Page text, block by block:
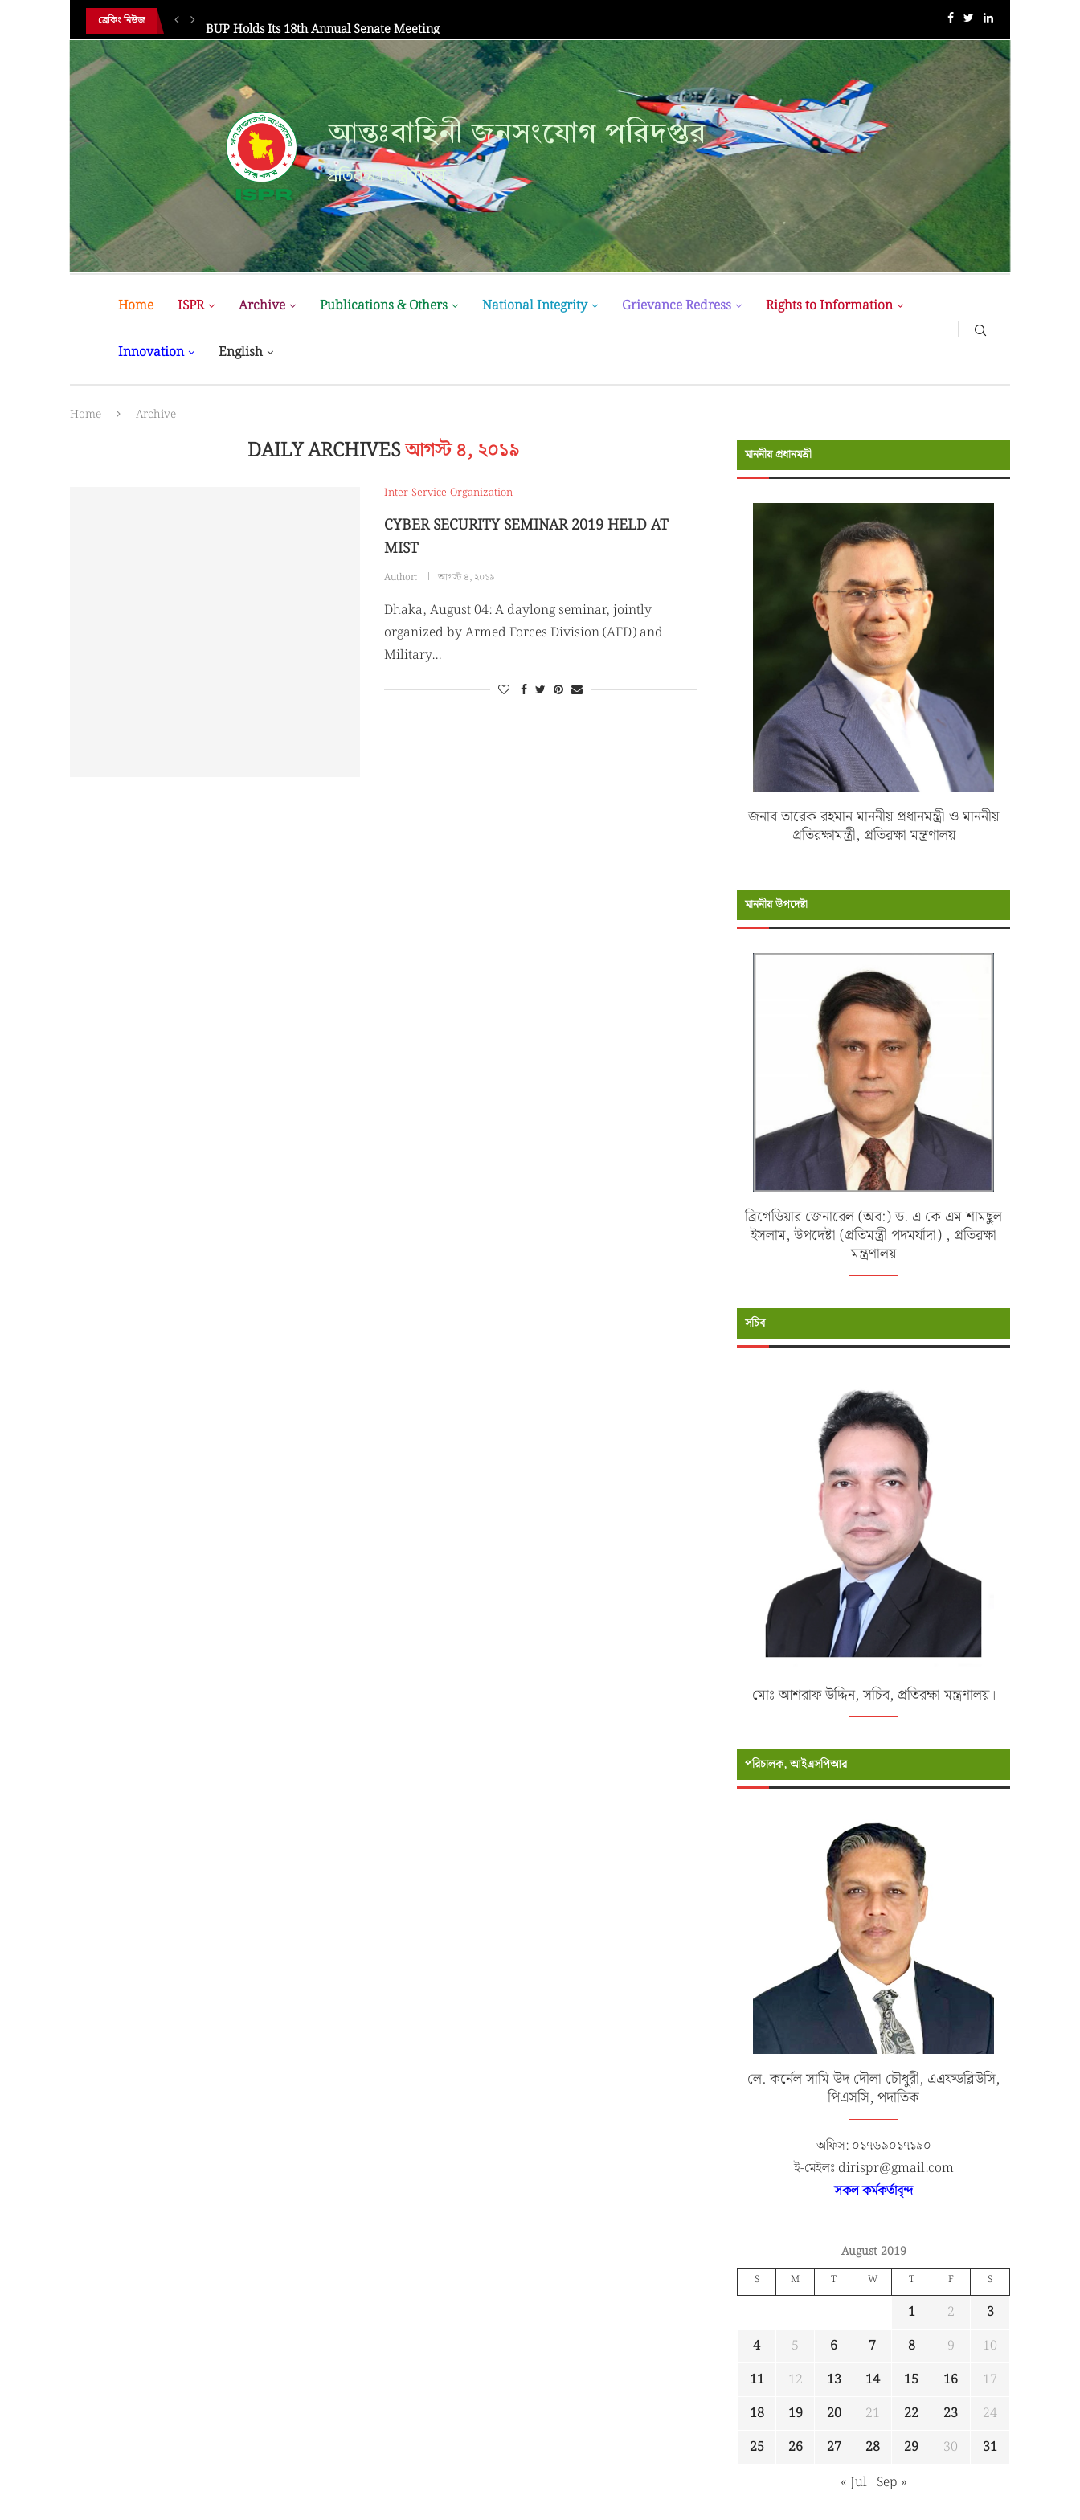
ব্রেকিং নিউজ BUP Holds Its 18th Annual Senate Meeting MIST MAVIROV Crowned as Champion at MATE ROV...
আন্তঃবাহিনী জনসংযোগ পরিদপ্তর
প্রতিরক্ষা মন্ত্রণালয়
Home ISPR Archive Publications & Others National Integrity Grievance Redress Rights to Information
Innovation English
Home Archive
DAILY ARCHIVESআগস্ট ৪, ২০১৯
Inter Service Organization
CYBER SECURITY SEMINAR 2019 HELD AT
MIST
Author: আগস্ট ৪, ২০১৯
Dhaka, August 04: A daylong seminar, jointly
organized by Armed Forces Division (AFD) and
Military…
মাননীয় প্রধানমন্রী
জনাব তারেক রহমান মাননীয় প্রধানমন্ত্রী ও মাননীয়
প্রতিরক্ষামন্ত্রী, প্রতিরক্ষা মন্ত্রণালয়
মাননীয় উপদেষ্টা
ব্রিগেডিয়ার জেনারেল (অব:) ড. এ কে এম শামছুল
ইসলাম, উপদেষ্টা (প্রতিমন্ত্রী পদমর্যাদা) , প্রতিরক্ষা
মন্ত্রণালয়
সচিব
মোঃ আশরাফ উদ্দিন, সচিব, প্রতিরক্ষা মন্ত্রণালয়।
পরিচালক, আইএসপিআর
লে. কর্নেল সামি উদ দৌলা চৌধুরী, এএফডব্লিউসি,
পিএসসি, পদাতিক
অফিস: ০১৭৬৯০১৭১৯০
ই-মেইলঃ dirispr@gmail.com
সকল কর্মকর্তাবৃন্দ
August 2019
S M T W T F S
1 2
3
4
5 6 7 8 9
10
11
12 13 14 15 16
17
18
19 20 21 22 23
24
25
26 27 28 29 30
31
« Jul Sep »